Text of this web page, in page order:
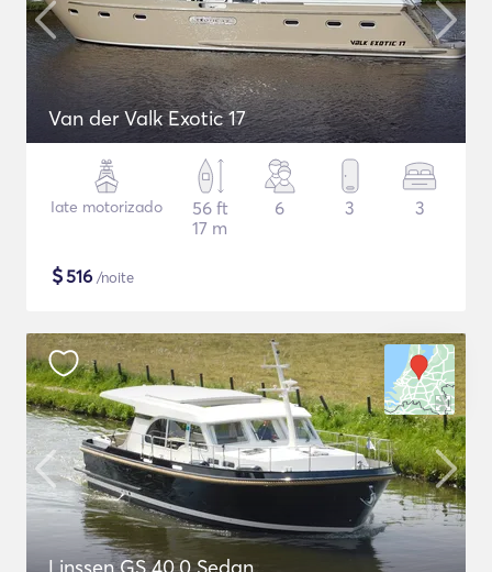
Van der Valk Exotic 17
Iate motorizado
56 ft
17 m
6 3 3
$516 /noite